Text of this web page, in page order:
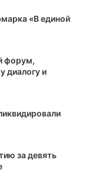
«В единой
форум,
диалогу и
за девять